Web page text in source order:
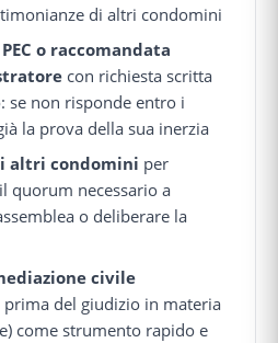
di altri condomini
o raccomandata
con richiesta scritta
se non risponde entro i
la prova della sua inerzia
altri condomini per
quorum necessario a
o deliberare la
civile
del giudizio in materia
come strumento rapido e